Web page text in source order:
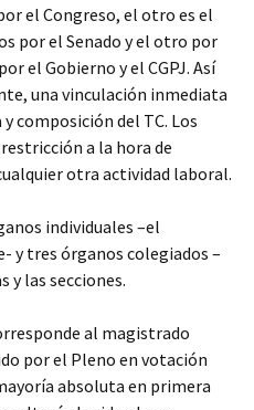
el Congreso, el otro es el
por el Senado y el otro por
el Gobierno y el CGPJ. Así
una vinculación inmediata
composición del TC. Los
a la hora de
otra actividad laboral.
individuales –el
y tres órganos colegiados –
y las secciones.
al magistrado
por el Pleno en votación
absoluta en primera